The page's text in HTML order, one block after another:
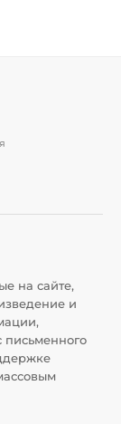
на сайте,
и
письменного